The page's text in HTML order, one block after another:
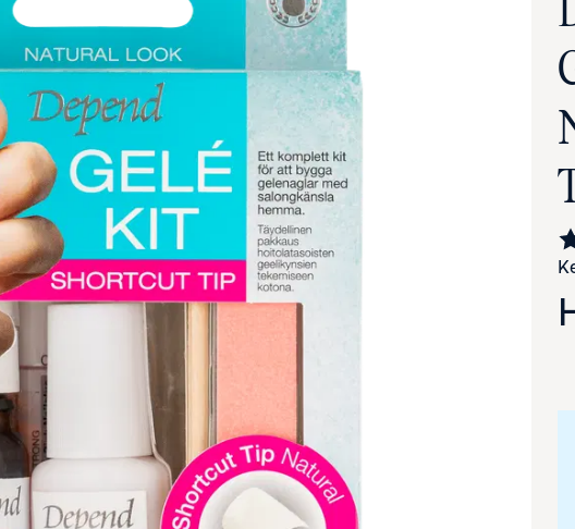
Avaa tuotekuva suurennettuna